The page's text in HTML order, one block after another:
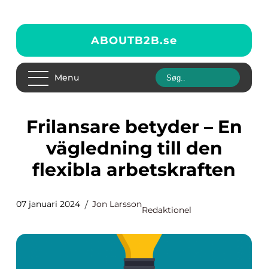
ABOUTB2B.se
Menu
Frilansare betyder – En
vägledning till den
flexibla arbetskraften
07 januari 2024 Jon Larsson
Redaktionel